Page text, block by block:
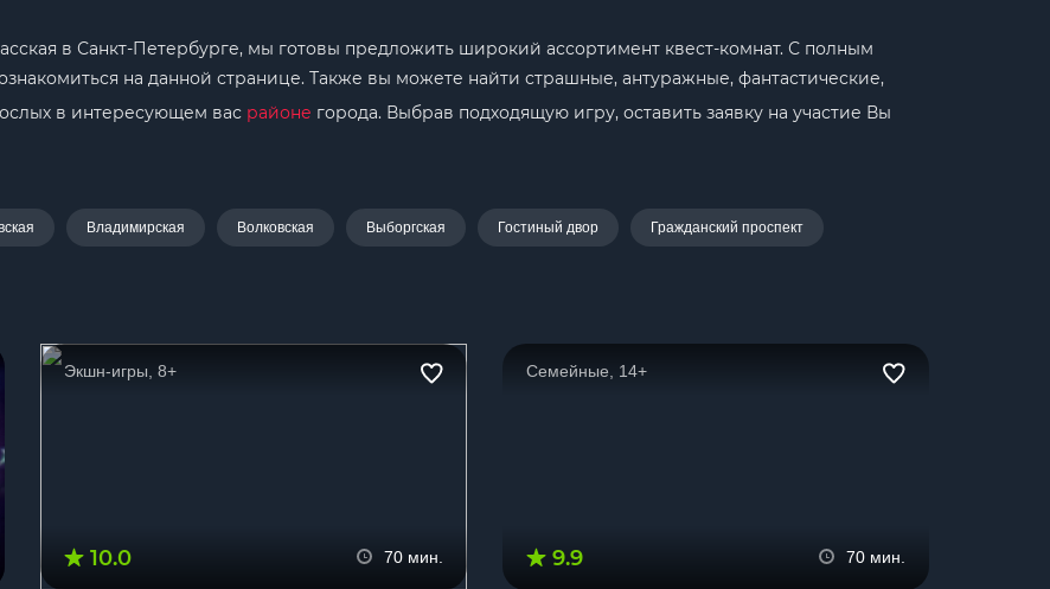
в Санкт-Петербурге, мы готовы предложить широкий ассортимент квест-комнат. С полным
на данной странице. Также вы можете найти страшные, антуражные, фантастические,
в интересующем вас районе города. Выбрав подходящую игру, оставить заявку на участие Вы
Владимирская Волковская Выборгская Гостиный двор Гражданский проспект
Экшн-игры, 8+
10.0 70 мин.
Семейные, 14+
9.9 70 мин.